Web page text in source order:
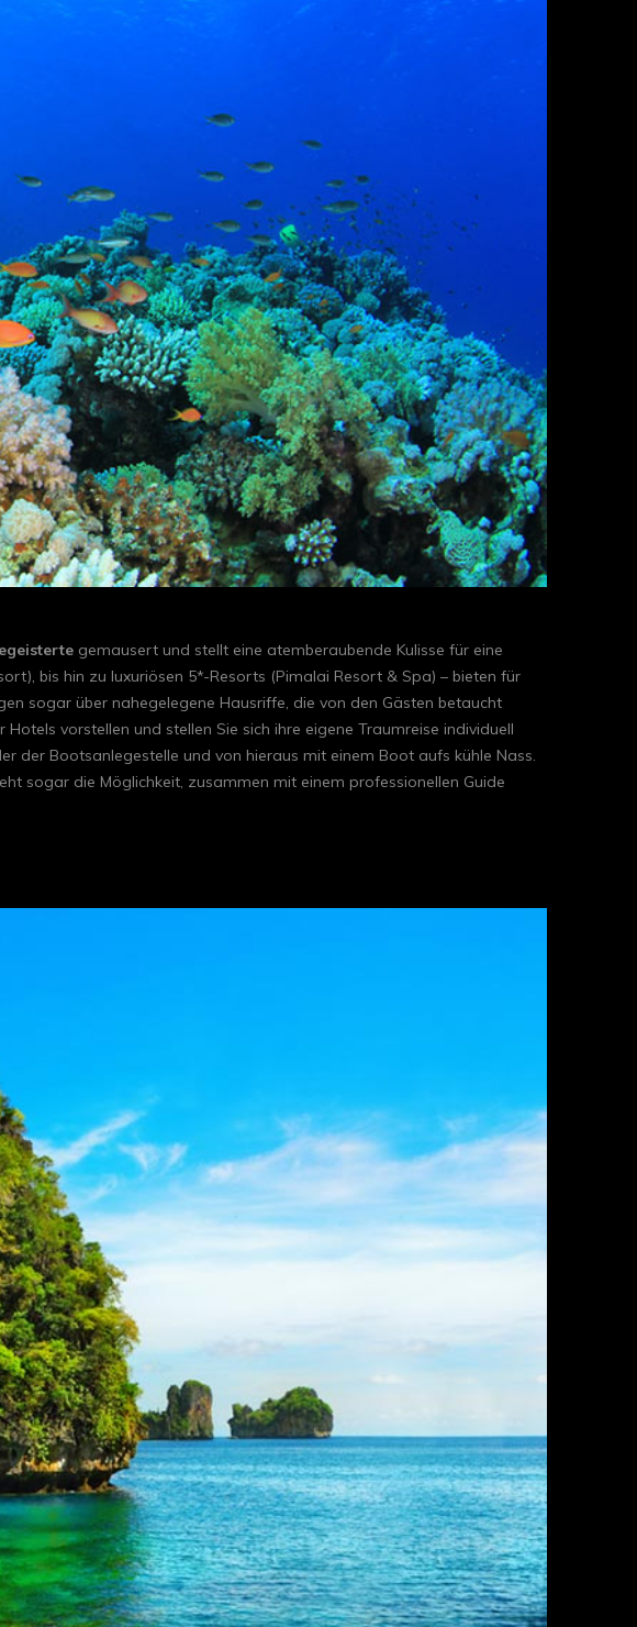
gemausert und stellt eine atemberaubende Kulisse für eine
bis hin zu luxuriösen 5*-Resorts (Pimalai Resort & Spa) – bieten für
sogar über nahegelegene Hausriffe, die von den Gästen betaucht
vorstellen und stellen Sie sich ihre eigene Traumreise individuell
der Bootsanlegestelle und von hieraus mit einem Boot aufs kühle Nass.
sogar die Möglichkeit, zusammen mit einem professionellen Guide